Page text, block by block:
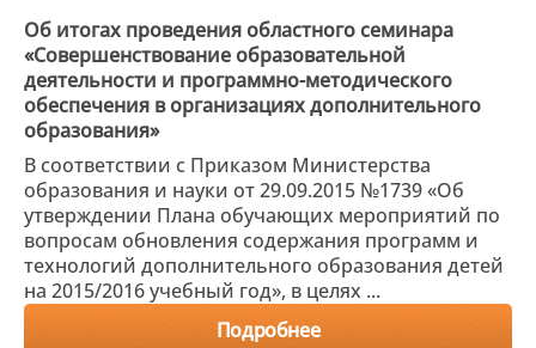
Об итогах проведения областного семинара
«Совершенствование образовательной
деятельности и программно-методического
обеспечения в организациях дополнительного
образования»
В соответствии с Приказом Министерства
образования и науки от 29.09.2015 №1739 «Об
утверждении Плана обучающих мероприятий по
вопросам обновления содержания программ и
технологий дополнительного образования детей
на 2015/2016 учебный год», в целях ...
Подробнее